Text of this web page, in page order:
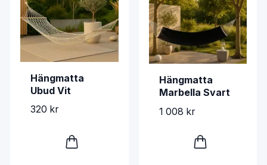
Hängmatta
Ubud Vit
320 kr
Hängmatta
Marbella Svart
1 008 kr